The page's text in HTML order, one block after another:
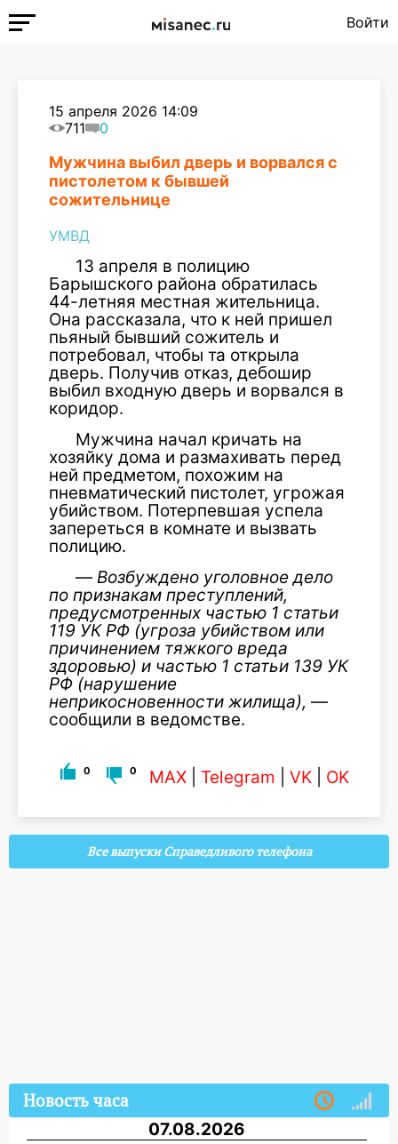
Войти
15 апреля 2026 14:09
711
0
Мужчина выбил дверь и ворвался с
пистолетом к бывшей
сожительнице
УМВД
13 апреля в полицию
Барышского района обратилась
44-летняя местная жительница.
Она рассказала, что к ней пришел
пьяный бывший сожитель и
потребовал, чтобы та открыла
дверь. Получив отказ, дебошир
выбил входную дверь и ворвался в
коридор.
Мужчина начал кричать на
хозяйку дома и размахивать перед
ней предметом, похожим на
пневматический пистолет, угрожая
убийством. Потерпевшая успела
запереться в комнате и вызвать
полицию.
— Возбуждено уголовное дело
по признакам преступлений,
предусмотренных частью 1 статьи
119 УК РФ (угроза убийством или
причинением тяжкого вреда
здоровью) и частью 1 статьи 139 УК
РФ (нарушение
неприкосновенности жилища), —
сообщили в ведомстве.
0 0 MAX Telegram VK OK
Все выпуски Справедливого телефона
Новость часа
07.08.2026